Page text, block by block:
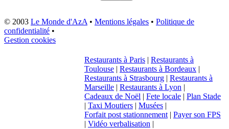
© 2003 Le Monde d'AzA • Mentions légales • Politique de
confidentialité •
Gestion cookies
Restaurants à Paris | Restaurants à
Toulouse | Restaurants à Bordeaux |
Restaurants à Strasbourg | Restaurants à
Marseille | Restaurants à Lyon |
Cadeaux de Noël | Fete locale | Plan Stade
| Taxi Moutiers | Musées |
Forfait post stationnement | Payer son FPS
| Vidéo verbalisation |